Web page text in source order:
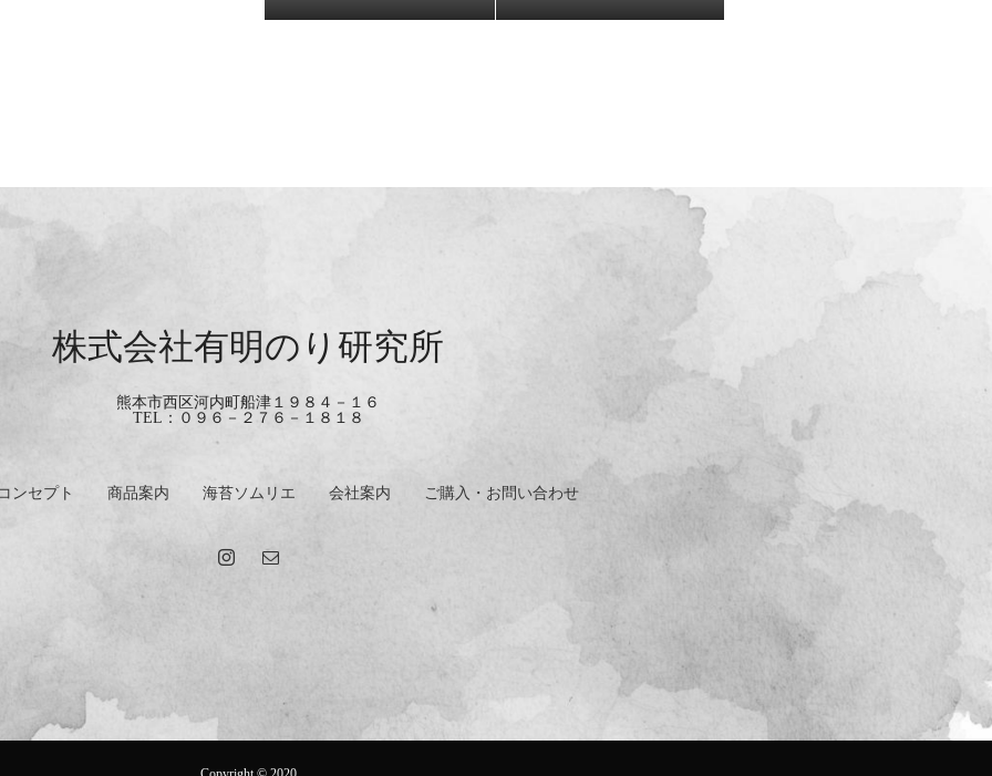
株式会社有明のり研究所
熊本市西区河内町船津１９８４－１６
TEL：０９６－２７６－１８１８
ンセプト 商品案内 海苔ソムリエ 会社案内 ご購入・お問い合わせ